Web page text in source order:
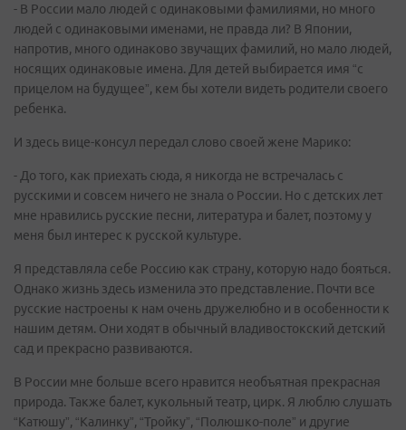
- В России мало людей с одинаковыми фамилиями, но много
людей с одинаковыми именами, не правда ли? В Японии,
напротив, много одинаково звучащих фамилий, но мало людей,
носящих одинаковые имена. Для детей выбирается имя “с
прицелом на будущее”, кем бы хотели видеть родители своего
ребенка.
И здесь вице-консул передал слово своей жене Марико:
- До того, как приехать сюда, я никогда не встречалась с
русскими и совсем ничего не знала о России. Но с детских лет
мне нравились русские песни, литература и балет, поэтому у
меня был интерес к русской культуре.
Я представляла себе Россию как страну, которую надо бояться.
Однако жизнь здесь изменила это представление. Почти все
русские настроены к нам очень дружелюбно и в особенности к
нашим детям. Они ходят в обычный владивостокский детский
сад и прекрасно развиваются.
В России мне больше всего нравится необъятная прекрасная
природа. Также балет, кукольный театр, цирк. Я люблю слушать
“Катюшу”, “Калинку”, “Тройку”, “Полюшко-поле” и другие